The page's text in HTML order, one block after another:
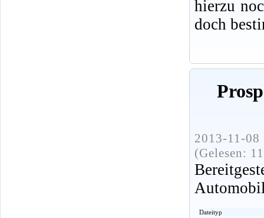
hierzu
doch
2013-11-
(Gelesen:
Dateityp